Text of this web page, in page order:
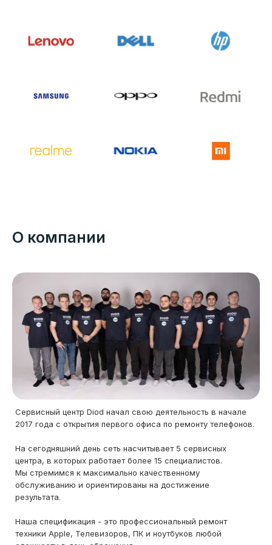
О компании
Сервисный центр Diod начал свою деятельность в начале
2017 года с открытия первого офиса по ремонту телефонов.
На сегодняшний день сеть насчитывает 5 сервисных
центра, в которых работает более 15 специалистов.
Мы стремимся к максимально качественному
обслуживанию и ориентированы на достижение
результата.
Наша спецификация - это профессиональный ремонт
техники Apple, Телевизоров, ПК и ноутбуков любой